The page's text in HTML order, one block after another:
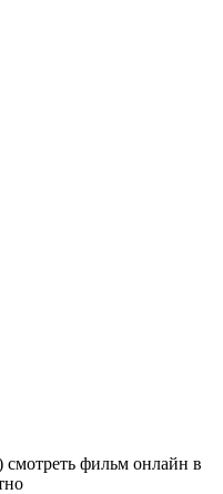
фильм онлайн в